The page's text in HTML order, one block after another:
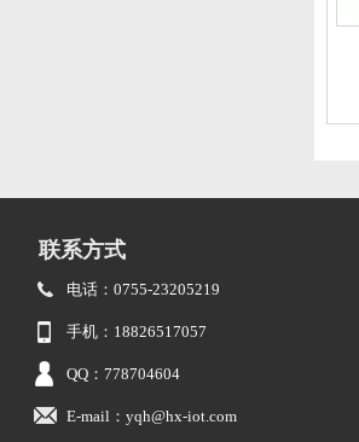
联系方式
电话：0755-23205219
手机：18826517057
QQ：778704604
E-mail：yqh@hx-iot.com